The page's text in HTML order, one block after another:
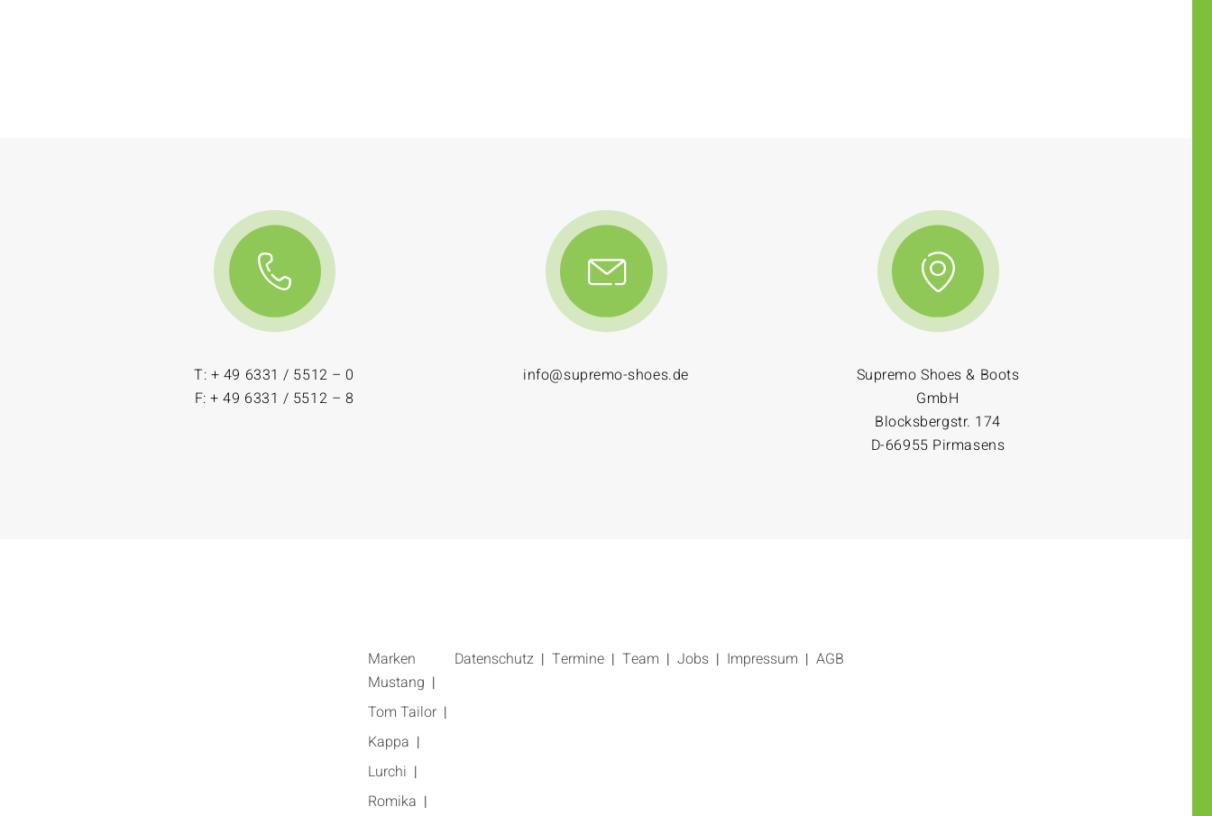
T: + 49 6331 / 5512 – 0
F: + 49 6331 / 5512 – 8
info@supremo-shoes.de
Supremo Shoes & Boots
GmbH
Blocksbergstr. 174
D-66955 Pirmasens
Marken
Mustang
Tom Tailor
Kappa
Lurchi
Romika
Datenschutz Termine Team Jobs Impressum AGB